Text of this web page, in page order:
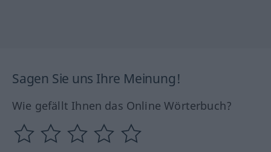
Sagen Sie uns Ihre Meinung!
Wie gefällt Ihnen das Online Wörterbuch?